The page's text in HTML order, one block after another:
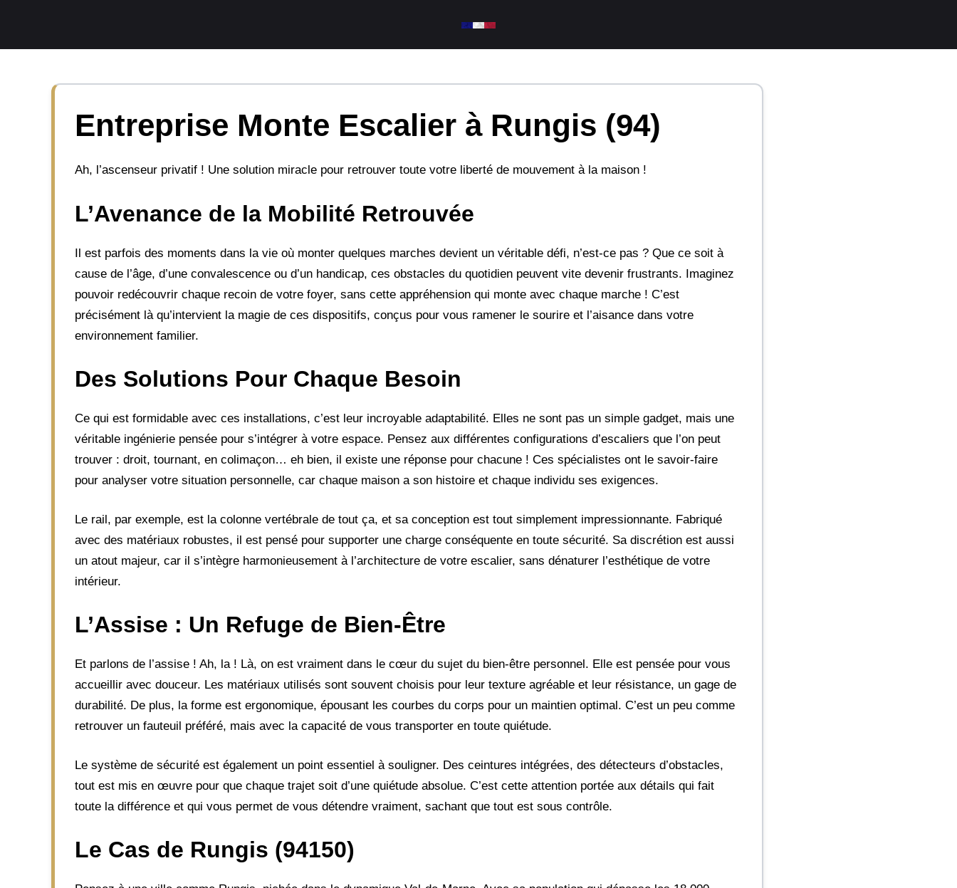
contenu
Entreprise Monte Escalier à Rungis (94)
Ah, l’ascenseur privatif ! Une solution miracle pour retrouver toute votre liberté de mouvement à la maison !
L’Avenance de la Mobilité Retrouvée
Il est parfois des moments dans la vie où monter quelques marches devient un véritable défi, n’est-ce pas ? Que ce soit à
cause de l’âge, d’une convalescence ou d’un handicap, ces obstacles du quotidien peuvent vite devenir frustrants. Imaginez
pouvoir redécouvrir chaque recoin de votre foyer, sans cette appréhension qui monte avec chaque marche ! C’est
précisément là qu’intervient la magie de ces dispositifs, conçus pour vous ramener le sourire et l’aisance dans votre
environnement familier.
Des Solutions Pour Chaque Besoin
Ce qui est formidable avec ces installations, c’est leur incroyable adaptabilité. Elles ne sont pas un simple gadget, mais une
véritable ingénierie pensée pour s’intégrer à votre espace. Pensez aux différentes configurations d’escaliers que l’on peut
trouver : droit, tournant, en colimaçon… eh bien, il existe une réponse pour chacune ! Ces spécialistes ont le savoir-faire
pour analyser votre situation personnelle, car chaque maison a son histoire et chaque individu ses exigences.
Le rail, par exemple, est la colonne vertébrale de tout ça, et sa conception est tout simplement impressionnante. Fabriqué
avec des matériaux robustes, il est pensé pour supporter une charge conséquente en toute sécurité. Sa discrétion est aussi
un atout majeur, car il s’intègre harmonieusement à l’architecture de votre escalier, sans dénaturer l’esthétique de votre
intérieur.
L’Assise : Un Refuge de Bien-Être
Et parlons de l’assise ! Ah, la ! Là, on est vraiment dans le cœur du sujet du bien-être personnel. Elle est pensée pour vous
accueillir avec douceur. Les matériaux utilisés sont souvent choisis pour leur texture agréable et leur résistance, un gage de
durabilité. De plus, la forme est ergonomique, épousant les courbes du corps pour un maintien optimal. C’est un peu comme
retrouver un fauteuil préféré, mais avec la capacité de vous transporter en toute quiétude.
Le système de sécurité est également un point essentiel à souligner. Des ceintures intégrées, des détecteurs d’obstacles,
tout est mis en œuvre pour que chaque trajet soit d’une quiétude absolue. C’est cette attention portée aux détails qui fait
toute la différence et qui vous permet de vous détendre vraiment, sachant que tout est sous contrôle.
Le Cas de Rungis (94150)